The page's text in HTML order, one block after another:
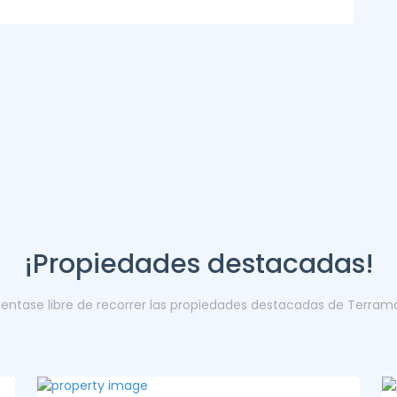
¡Propiedades destacadas!
libre de recorrer las propiedades destacadas de